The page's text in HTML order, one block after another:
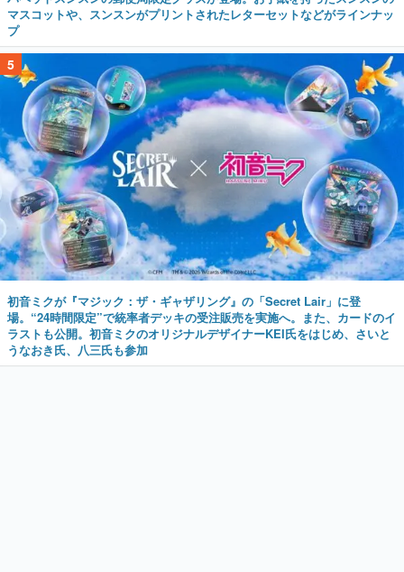
マスコットや、スンスンがプリントされたレターセットなどがラインナッ
プ
5
初音ミクが『マジック：ザ・ギャザリング』の「Secret Lair」に登
場。“24時間限定”で統率者デッキの受注販売を実施へ。また、カードのイ
ラストも公開。初音ミクのオリジナルデザイナーKEI氏をはじめ、さいと
うなおき氏、八三氏も参加